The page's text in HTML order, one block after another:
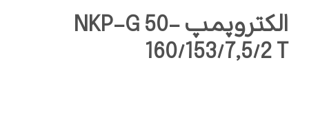
الکتروپمپ NKP-G 50-
160/153/7,5/2 T